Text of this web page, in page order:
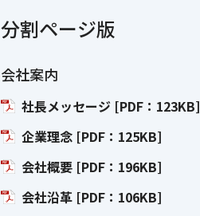
分割ページ版
会社案内
社長メッセージ [PDF：123KB]
企業理念 [PDF：125KB]
会社概要 [PDF：196KB]
会社沿革 [PDF：106KB]